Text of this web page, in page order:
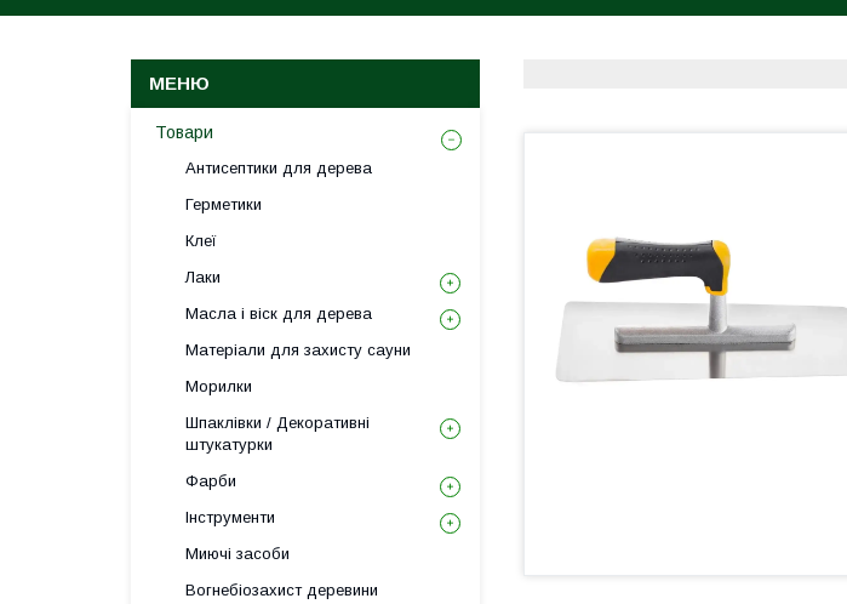
Товари
Антисептики для дерева
Герметики
Клеї
Лаки
Масла і віск для дерева
Матеріали для захисту сауни
Морилки
Шпаклівки / Декоративні
штукатурки
Фарби
Інструменти
Миючі засоби
Вогнебіозахист деревини